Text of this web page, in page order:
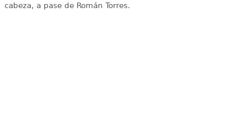
cabeza, a pase de Román Torres.